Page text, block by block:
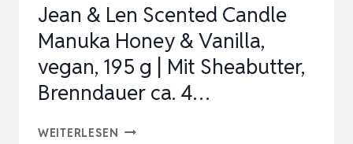
Jean & Len Scented Candle
Manuka Honey & Vanilla,
vegan, 195 g | Mit Sheabutter,
Brenndauer ca. 4…
WEITERLESEN JEAN